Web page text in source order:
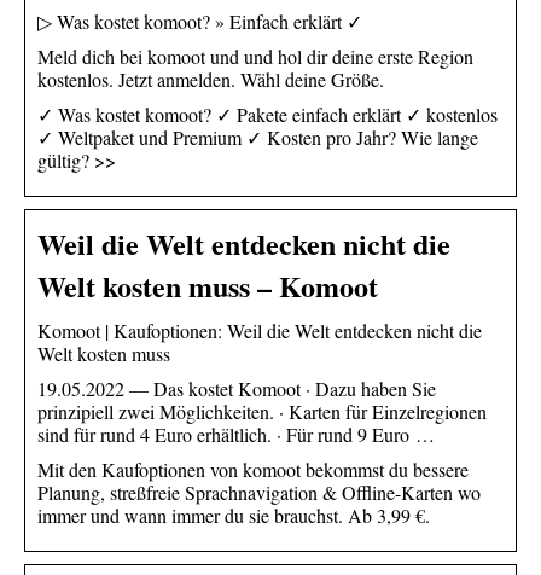
▷ Was kostet komoot? » Einfach erklärt ✓
Meld dich bei komoot und und hol dir deine erste Region
kostenlos. Jetzt anmelden. Wähl deine Größe.
✓ Was kostet komoot? ✓ Pakete einfach erklärt ✓ kostenlos
✓ Weltpaket und Premium ✓ Kosten pro Jahr? Wie lange
gültig? >>
Weil die Welt entdecken nicht die
Welt kosten muss – Komoot
Komoot | Kaufoptionen: Weil die Welt entdecken nicht die
Welt kosten muss
19.05.2022 — Das kostet Komoot · Dazu haben Sie
prinzipiell zwei Möglichkeiten. · Karten für Einzelregionen
sind für rund 4 Euro erhältlich. · Für rund 9 Euro …
Mit den Kaufoptionen von komoot bekommst du bessere
Planung, streßfreie Sprachnavigation & Offline-Karten wo
immer und wann immer du sie brauchst. Ab 3,99 €.